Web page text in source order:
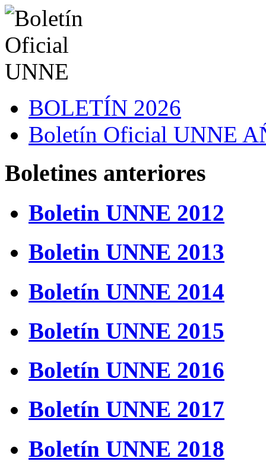
BOLETÍN 2026
Boletín Oficial UNNE
Boletines anteriores
Boletin UNNE 2012
Boletin UNNE 2013
Boletín UNNE 2014
Boletín UNNE 2015
Boletín UNNE 2016
Boletín UNNE 2017
Boletín UNNE 2018